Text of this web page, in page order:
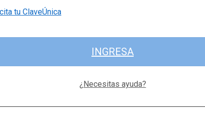
tu ClaveÚnica
INGRESA
¿Necesitas ayuda?